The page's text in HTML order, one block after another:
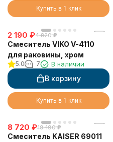
Купить в 1 клик
2 190 ₽4 820 ₽
Смеситель VIKO V-4110
для раковины, хром
5.0 7 В наличии
В корзину
Купить в 1 клик
8 720 ₽19 190 ₽
Смеситель KAISER 69011